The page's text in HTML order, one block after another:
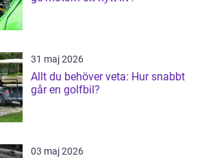
31 maj 2026
Allt du behöver veta: Hur snabbt
går en golfbil?
03 maj 2026